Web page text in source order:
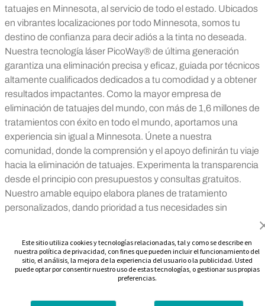
Este sitio utiliza cookies y tecnologías relacionadas, tal y como se describe en
nuestra política de privacidad, con fines que pueden incluir el funcionamiento del
sitio, el análisis, la mejora de la experiencia del usuario o la publicidad. Usted
puede optar por consentir nuestro uso de estas tecnologías, o gestionar sus propias
preferencias.
tatuajes en Minnesota, al servicio de todo el estado. Ubicados
en vibrantes localizaciones por todo Minnesota, somos tu
destino de confianza para decir adiós a la tinta no deseada.
Nuestra tecnología láser PicoWay® de última generación
garantiza una eliminación precisa y eficaz, guiada por técnicos
altamente cualificados dedicados a tu comodidad y a obtener
resultados impactantes. Como la mayor empresa de
eliminación de tatuajes del mundo, con más de 1,6 millones de
tratamientos con éxito en todo el mundo, aportamos una
experiencia sin igual a Minnesota. Únete a nuestra
comunidad, donde la comprensión y el apoyo definirán tu viaje
hacia la eliminación de tatuajes. Experimenta la transparencia
desde el principio con presupuestos y consultas gratuitos.
Nuestro amable equipo elabora planes de tratamiento
personalizados, dando prioridad a tus necesidades sin
tatuajes, por lo que ofrecemos una calidad y una dedicación
inigualables. ¿Te preocupa la economía? Nuestros planes de
pago flexibles hacen que la eliminación de tatuajes sea